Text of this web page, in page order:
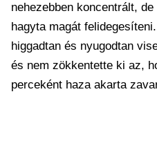
nehezebben koncentrált,
hagyta magát
higgadtan és nyugodtan
és nem zökkentette ki az,
perceként haza akarta